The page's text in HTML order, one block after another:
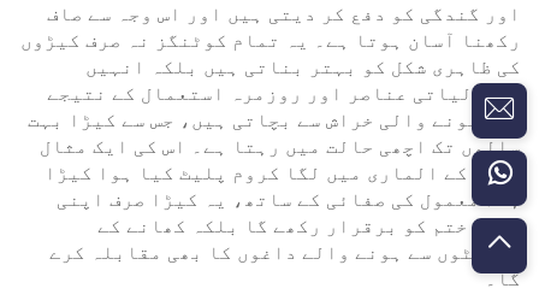
اور گندگی کو دفع کر دیتی ہیں اور اس وجہ سے صاف
رکھنا آسان ہوتا ہے۔ یہ تمام کوٹنگز نہ صرف کیڑوں
کی ظاہری شکل کو بہتر بناتی ہیں بلکہ انہیں
ماحولیاتی عناصر اور روزمرہ استعمال کے نتیجے
میں ہونے والی خراش سے بچاتی ہیں، جس سے کیڑا بہت
سالوں تک اچھی حالت میں رہتا ہے۔ اس کی ایک مثال
مینو کے الماری میں لگا کروم پلیٹ کیا ہوا کیڑا
ہے۔ معمول کی صفائی کے ساتھ، یہ کیڑا صرف اپنی
کروم ختم کو برقرار رکھے گا بلکہ کھانے کے
چھینٹوں سے ہونے والے داغوں کا بھی مقابلہ کرے
گا۔